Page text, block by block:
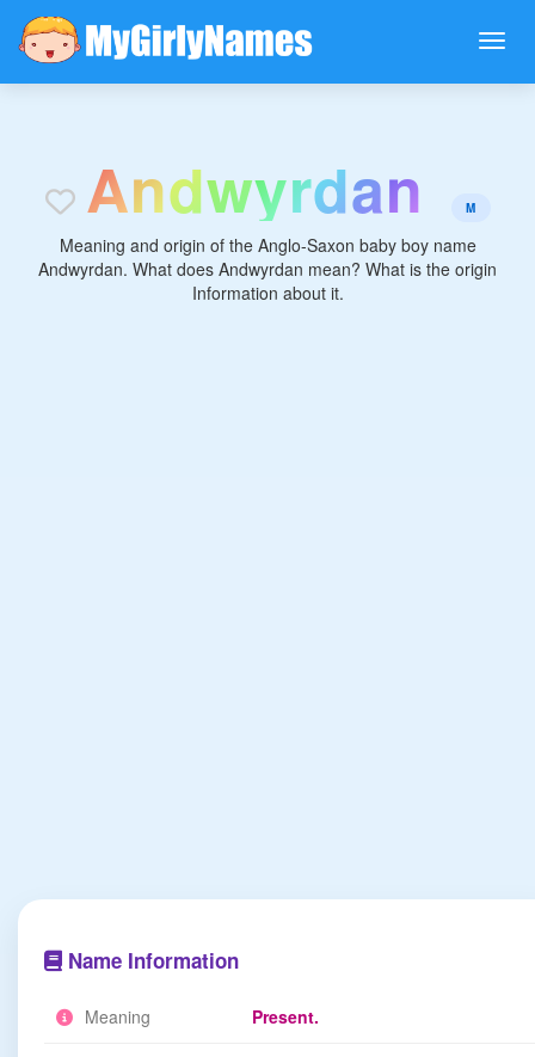
Andwyrdan M
Meaning and origin of the Anglo-Saxon baby boy name
Andwyrdan. What does Andwyrdan mean? What is the origin
Information about it.
Name Information
Meaning Present.